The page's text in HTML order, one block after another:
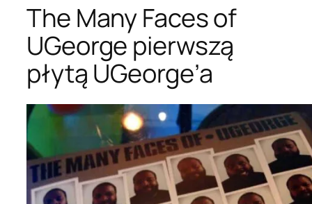
The Many Faces of
UGeorge pierwszą
płytą UGeorge’a